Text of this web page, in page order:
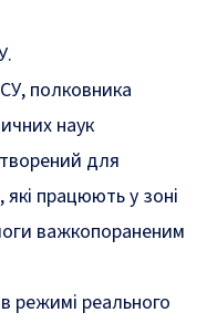
полковника
наук
для
які працюють у зоні
важкопораненим
режимі реального